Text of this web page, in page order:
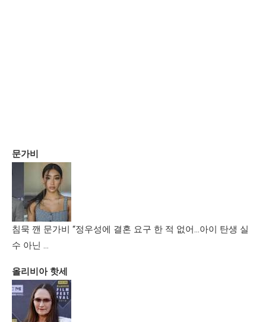
문가비
침묵 깬 문가비 “정우성에 결혼 요구 한 적 없어…아이 탄생 실
수 아닌 …
올리비아 핫세